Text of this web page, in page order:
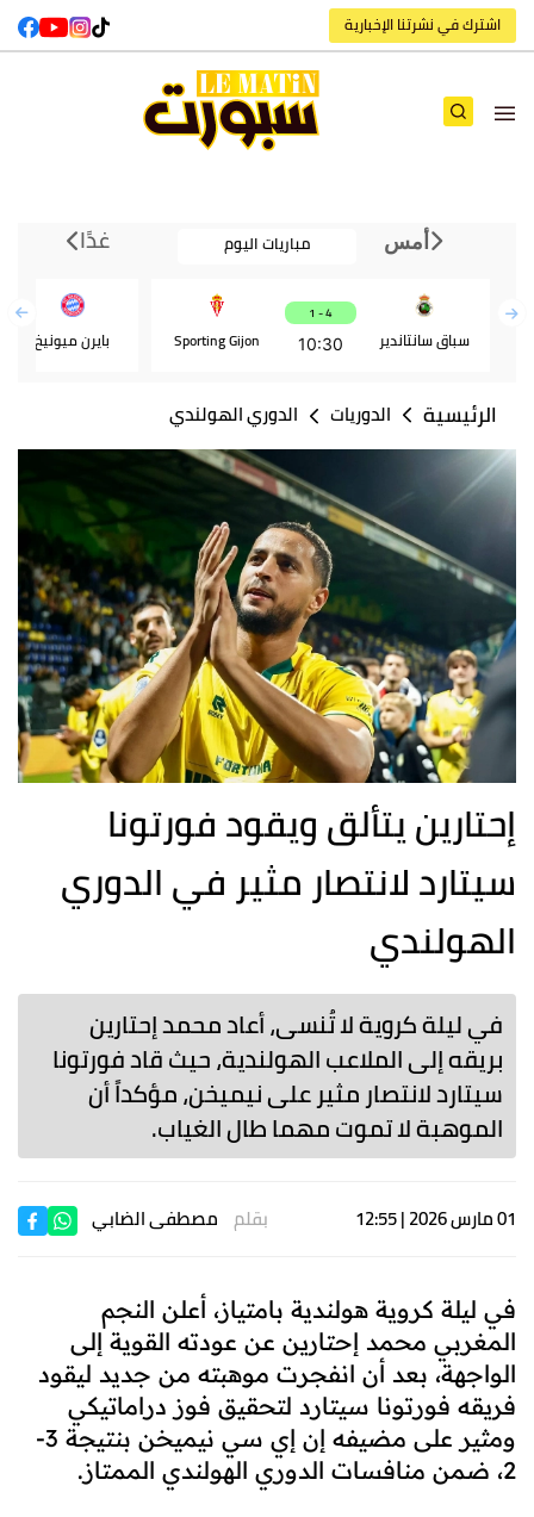
اشترك في نشرتنا الإخبارية
أمس مباريات اليوم غدًا
سباق سانتاندير
4 - 1
10:30
Sporting Gijon بايرن ميونيخ
الرئيسية الدوريات الدوري الهولندي
إحتارين يتألق ويقود فورتونا
سيتارد لانتصار مثير في الدوري
الهولندي
في ليلة كروية لا تُنسى، أعاد محمد إحتارين
بريقه إلى الملاعب الهولندية، حيث قاد فورتونا
سيتارد لانتصار مثير على نيميخن، مؤكداً أن
الموهبة لا تموت مهما طال الغياب.
01 مارس 2026 | 12:55 بقلم مصطفى الضابي
في ليلة كروية هولندية بامتياز، أعلن النجم
المغربي محمد إحتارين عن عودته القوية إلى
الواجهة، بعد أن انفجرت موهبته من جديد ليقود
فريقه فورتونا سيتارد لتحقيق فوز دراماتيكي
ومثير على مضيفه إن إي سي نيميخن بنتيجة 3-
2، ضمن منافسات الدوري الهولندي الممتاز.